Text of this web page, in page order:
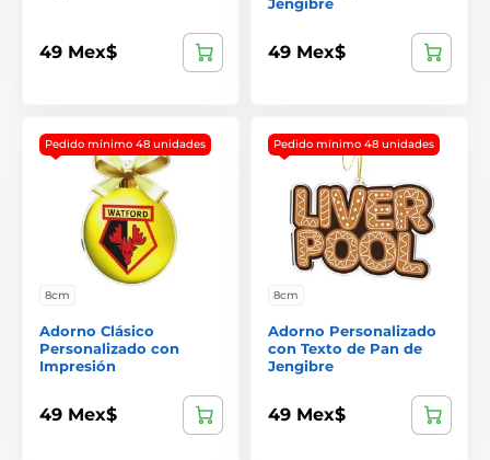
49 Mex$ 49 Mex$
Pedido mínimo 48 unidades
8cm
Adorno Clásico
Personalizado con
Impresión
49 Mex$
Pedido mínimo 48 unidades
8cm
Adorno Personalizado
con Texto de Pan de
Jengibre
49 Mex$